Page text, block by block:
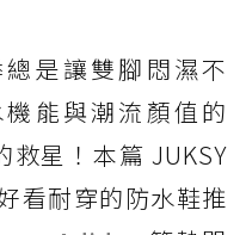
是讓雙腳悶濕不
能與潮流顏值的
救星！本篇 JUKSY
看耐穿的防水鞋推